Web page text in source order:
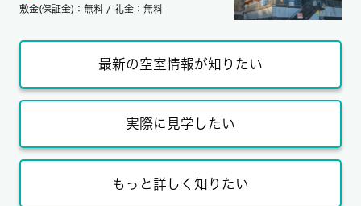
敷金(保証金)：無料 / 礼金：無料
最新の空室情報が知りたい
実際に見学したい
もっと詳しく知りたい